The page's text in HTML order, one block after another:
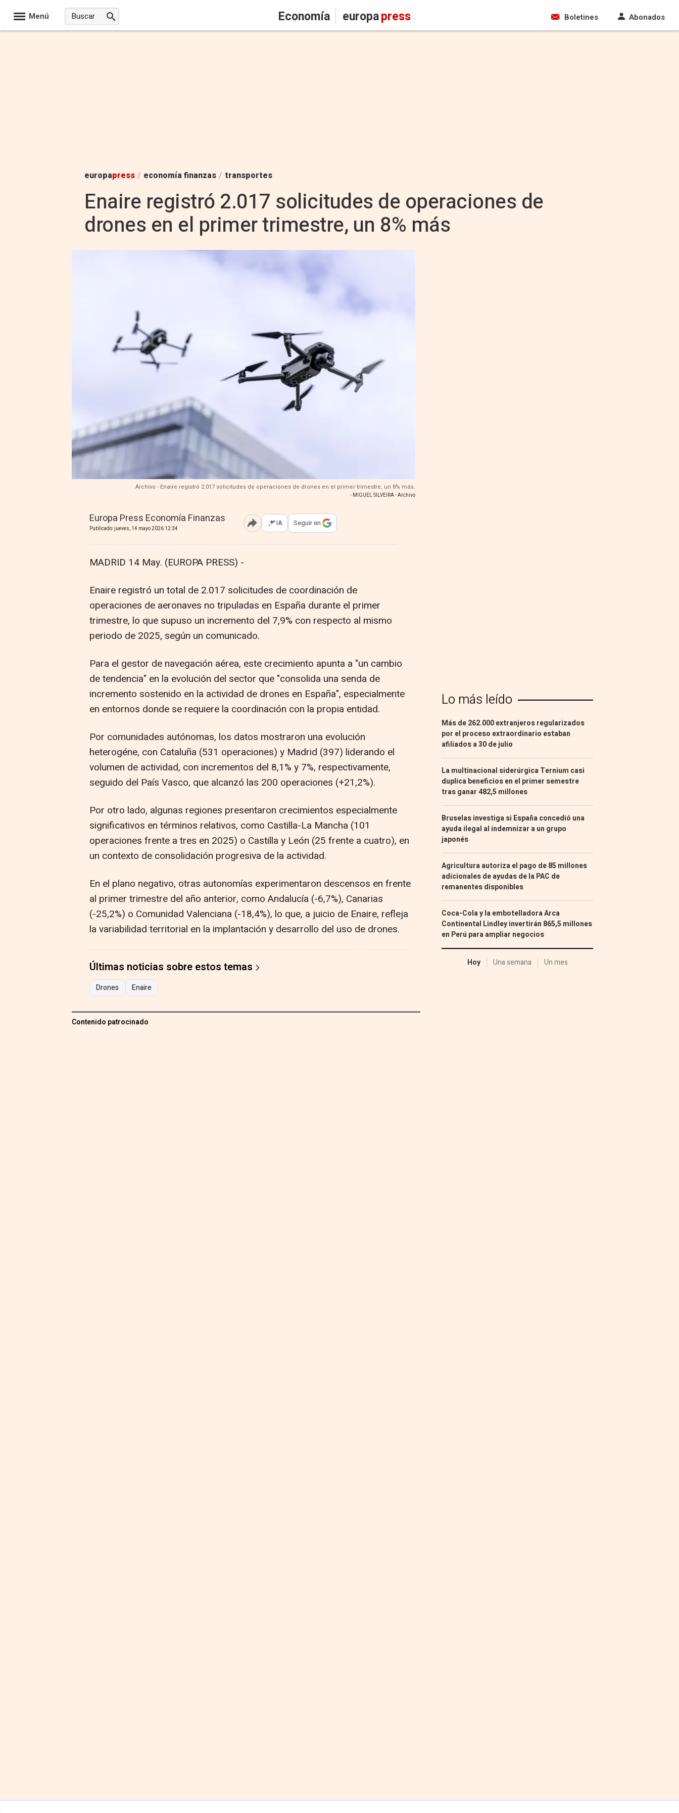
Menú Economía europapress Boletines Abonados
europapress / economía finanzas / transportes
Enaire registró 2.017 solicitudes de operaciones de
drones en el primer trimestre, un 8% más
Archivo - Enaire registró 2.017 solicitudes de operaciones de drones en el primer trimestre, un 8% más.
- MIGUEL SILVEIRA - Archivo
Europa Press Economía Finanzas
Publicado: jueves, 14 mayo 2026 12:34 Abrir opciones para compartir
IA Seguir en
MADRID 14 May. (EUROPA PRESS) -
Enaire registró un total de 2.017 solicitudes de coordinación de
operaciones de aeronaves no tripuladas en España durante el primer
trimestre, lo que supuso un incremento del 7,9% con respecto al mismo
periodo de 2025, según un comunicado.
Para el gestor de navegación aérea, este crecimiento apunta a "un cambio
de tendencia" en la evolución del sector que "consolida una senda de
incremento sostenido en la actividad de drones en España", especialmente
en entornos donde se requiere la coordinación con la propia entidad.
Por comunidades autónomas, los datos mostraron una evolución
heterogéne, con Cataluña (531 operaciones) y Madrid (397) liderando el
volumen de actividad, con incrementos del 8,1% y 7%, respectivamente,
seguido del País Vasco, que alcanzó las 200 operaciones (+21,2%).
Por otro lado, algunas regiones presentaron crecimientos especialmente
significativos en términos relativos, como Castilla-La Mancha (101
operaciones frente a tres en 2025) o Castilla y León (25 frente a cuatro), en
un contexto de consolidación progresiva de la actividad.
En el plano negativo, otras autonomías experimentaron descensos en frente
al primer trimestre del año anterior, como Andalucía (-6,7%), Canarias
(-25,2%) o Comunidad Valenciana (-18,4%), lo que, a juicio de Enaire, refleja
la variabilidad territorial en la implantación y desarrollo del uso de drones.
Últimas noticias sobre estos temas
Drones Enaire
Contenido patrocinado
Lo más leído
Más de 262.000 extranjeros regularizados
por el proceso extraordinario estaban
afiliados a 30 de julio
La multinacional siderúrgica Ternium casi
duplica beneficios en el primer semestre
tras ganar 482,5 millones
Bruselas investiga si España concedió una
ayuda ilegal al indemnizar a un grupo
japonés
Agricultura autoriza el pago de 85 millones
adicionales de ayudas de la PAC de
remanentes disponibles
Coca-Cola y la embotelladora Arca
Continental Lindley invertirán 865,5 millones
en Perú para ampliar negocios
Hoy Una semana Un mes